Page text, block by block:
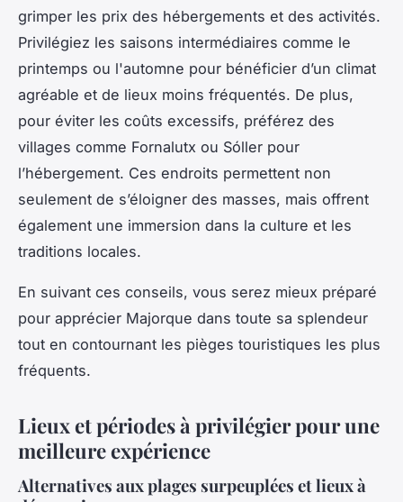
grimper les prix des hébergements et des activités.
Privilégiez les saisons intermédiaires comme le
printemps ou l'automne pour bénéficier d’un climat
agréable et de lieux moins fréquentés. De plus,
pour éviter les coûts excessifs, préférez des
villages comme Fornalutx ou Sóller pour
l’hébergement. Ces endroits permettent non
seulement de s’éloigner des masses, mais offrent
également une immersion dans la culture et les
traditions locales.
En suivant ces conseils, vous serez mieux préparé
pour apprécier Majorque dans toute sa splendeur
tout en contournant les pièges touristiques les plus
fréquents.
Lieux et périodes à privilégier pour une
meilleure expérience
Alternatives aux plages surpeuplées et lieux à